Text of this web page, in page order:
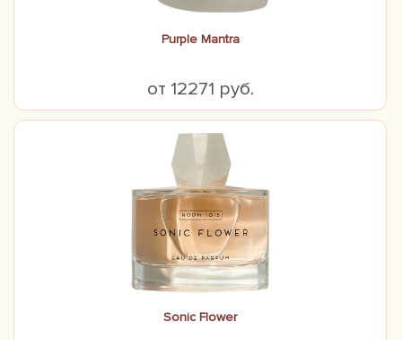
Purple Mantra
от 12271 руб.
Sonic Flower